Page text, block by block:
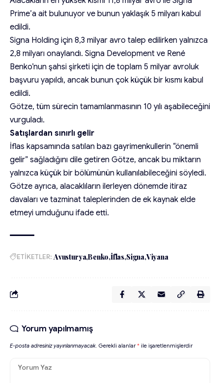
Prime’a ait bulunuyor ve bunun yaklaşık 5 milyarı kabul
edildi.
Signa Holding için 8,3 milyar avro talep edilirken yalnızca
2,8 milyarı onaylandı. Signa Development ve René
Benko’nun şahsi şirketi için de toplam 5 milyar avroluk
başvuru yapıldı, ancak bunun çok küçük bir kısmı kabul
edildi.
Götze, tüm sürecin tamamlanmasının 10 yılı aşabileceğini
vurguladı.
Satışlardan sınırlı gelir
İflas kapsamında satılan bazı gayrimenkullerin “önemli
gelir” sağladığını dile getiren Götze, ancak bu miktarın
yalnızca küçük bir bölümünün kullanılabileceğini söyledi.
Götze ayrıca, alacaklıların ilerleyen dönemde itiraz
davaları ve tazminat taleplerinden de ek kaynak elde
etmeyi umduğunu ifade etti.
ETİKETLER: Avusturya Benko İflas Signa Viyana
Yorum yapılmamış
E-posta adresiniz yayınlanmayacak. Gerekli alanlar* ile işaretlenmişlerdir